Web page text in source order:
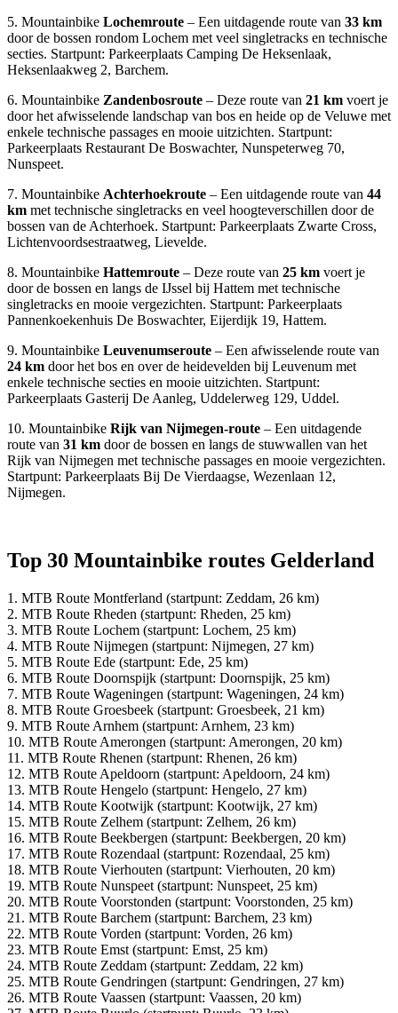
5. Mountainbike Lochemroute – Een uitdagende route van 33 km
door de bossen rondom Lochem met veel singletracks en technische
secties. Startpunt: Parkeerplaats Camping De Heksenlaak,
Heksenlaakweg 2, Barchem.
6. Mountainbike Zandenbosroute – Deze route van 21 km voert je
door het afwisselende landschap van bos en heide op de Veluwe met
enkele technische passages en mooie uitzichten. Startpunt:
Parkeerplaats Restaurant De Boswachter, Nunspeterweg 70,
Nunspeet.
7. Mountainbike Achterhoekroute – Een uitdagende route van 44
km met technische singletracks en veel hoogteverschillen door de
bossen van de Achterhoek. Startpunt: Parkeerplaats Zwarte Cross,
Lichtenvoordsestraatweg, Lievelde.
8. Mountainbike Hattemroute – Deze route van 25 km voert je
door de bossen en langs de IJssel bij Hattem met technische
singletracks en mooie vergezichten. Startpunt: Parkeerplaats
Pannenkoekenhuis De Boswachter, Eijerdijk 19, Hattem.
9. Mountainbike Leuvenumseroute – Een afwisselende route van
24 km door het bos en over de heidevelden bij Leuvenum met
enkele technische secties en mooie uitzichten. Startpunt:
Parkeerplaats Gasterij De Aanleg, Uddelerweg 129, Uddel.
10. Mountainbike Rijk van Nijmegen-route – Een uitdagende
route van 31 km door de bossen en langs de stuwwallen van het
Rijk van Nijmegen met technische passages en mooie vergezichten.
Startpunt: Parkeerplaats Bij De Vierdaagse, Wezenlaan 12,
Nijmegen.
Top 30 Mountainbike routes Gelderland
1. MTB Route Montferland (startpunt: Zeddam, 26 km)
2. MTB Route Rheden (startpunt: Rheden, 25 km)
3. MTB Route Lochem (startpunt: Lochem, 25 km)
4. MTB Route Nijmegen (startpunt: Nijmegen, 27 km)
5. MTB Route Ede (startpunt: Ede, 25 km)
6. MTB Route Doornspijk (startpunt: Doornspijk, 25 km)
7. MTB Route Wageningen (startpunt: Wageningen, 24 km)
8. MTB Route Groesbeek (startpunt: Groesbeek, 21 km)
9. MTB Route Arnhem (startpunt: Arnhem, 23 km)
10. MTB Route Amerongen (startpunt: Amerongen, 20 km)
11. MTB Route Rhenen (startpunt: Rhenen, 26 km)
12. MTB Route Apeldoorn (startpunt: Apeldoorn, 24 km)
13. MTB Route Hengelo (startpunt: Hengelo, 27 km)
14. MTB Route Kootwijk (startpunt: Kootwijk, 27 km)
15. MTB Route Zelhem (startpunt: Zelhem, 26 km)
16. MTB Route Beekbergen (startpunt: Beekbergen, 20 km)
17. MTB Route Rozendaal (startpunt: Rozendaal, 25 km)
18. MTB Route Vierhouten (startpunt: Vierhouten, 20 km)
19. MTB Route Nunspeet (startpunt: Nunspeet, 25 km)
20. MTB Route Voorstonden (startpunt: Voorstonden, 25 km)
21. MTB Route Barchem (startpunt: Barchem, 23 km)
22. MTB Route Vorden (startpunt: Vorden, 26 km)
23. MTB Route Emst (startpunt: Emst, 25 km)
24. MTB Route Zeddam (startpunt: Zeddam, 22 km)
25. MTB Route Gendringen (startpunt: Gendringen, 27 km)
26. MTB Route Vaassen (startpunt: Vaassen, 20 km)